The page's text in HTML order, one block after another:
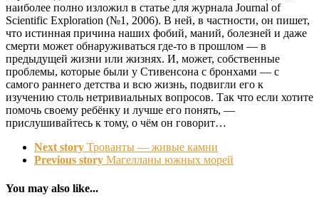
наиболее полно изложил в статье для журнала Journal of
Scientific Exploration (№1, 2006). В ней, в частности, он пишет,
что истинная причина наших фобий, маний, болезней и даже
смерти может обнаруживаться где-то в прошлом — в
предыдущей жизни или жизнях. И, может, собственные
проблемы, которые были у Стивенсона с бронхами — с
самого раннего детства и всю жизнь, подвигли его к
изучению столь нетривиальных вопросов. Так что если хотите
помочь своему ребёнку и лучше его понять, —
прислушивайтесь к тому, о чём он говорит…
Next story Трованты — живые камни
Previous story Магелланы южных морей
You may also like...